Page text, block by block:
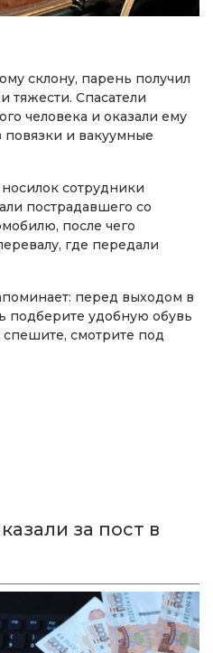
склону, парень получил
тяжести. Спасатели
человека и оказали ему
и вакуумные
сотрудники
пострадавшего со
после чего
где передали
перед выходом в
подберите удобную обувь
смотрите под
за пост в